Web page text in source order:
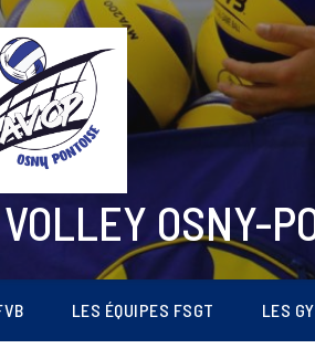
OSNY-
LES ÉQUIPES FSGT LES